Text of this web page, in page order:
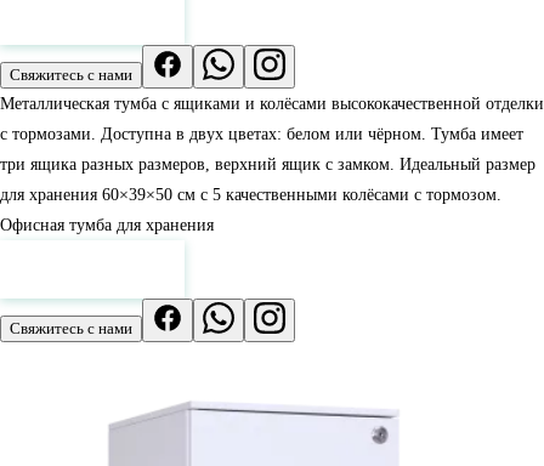
Свяжитесь с нами
Металлическая тумба с ящиками и колёсами высококачественной отделки
с тормозами. Доступна в двух цветах: белом или чёрном. Тумба имеет
три ящика разных размеров, верхний ящик с замком. Идеальный размер
для хранения 60×39×50 см с 5 качественными колёсами с тормозом.
Офисная тумба для хранения
Свяжитесь с нами